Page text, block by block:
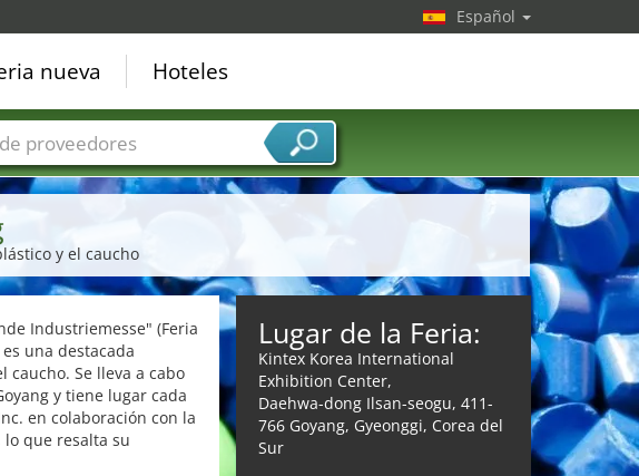
y el caucho
Industriemesse" (Feria
una destacada
Se lleva a cabo
y tiene lugar cada
en colaboración con la
lo que resalta su
Lugar de la Feria:
Kintex Korea International
Exhibition Center,
Daehwa-dong Ilsan-seogu, 411-
766 Goyang, Gyeonggi, Corea del
Sur
Español
nueva Hoteles
Sectores de proveedor de servicios